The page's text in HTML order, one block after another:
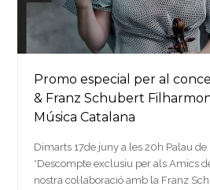
Promo especial per al
& Franz Schubert
Música Catalana
Dimarts 17de juny a les 20h Palau de
*Descompte exclusiu per als Amics
nostra col·laboració amb la Franz